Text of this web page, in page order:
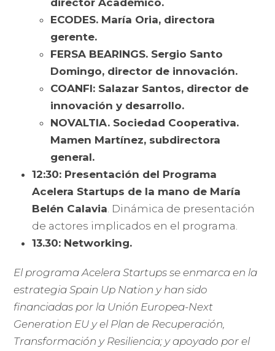
ECODES. María Oria, directora
gerente.
FERSA BEARINGS. Sergio Santo
Domingo, director de innovación.
COANFI: Salazar Santos, director de
innovación y desarrollo.
NOVALTIA. Sociedad Cooperativa.
Mamen Martínez, subdirectora
general.
12:30: Presentación del Programa
Acelera Startups de la mano de María
Belén Calavia . Dinámica de presentación
de actores implicados en el programa.
13.30: Networking.
El programa Acelera Startups se enmarca en la
estrategia Spain Up Nation y han sido
financiadas por la Unión Europea-Next
Generation EU y el Plan de Recuperación,
Transformación y Resiliencia; y apoyado por el